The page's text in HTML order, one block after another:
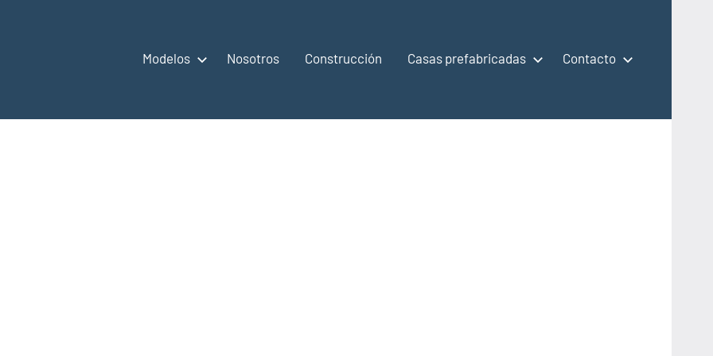
Modelos Nosotros Construcción Casas prefabricadas Contacto